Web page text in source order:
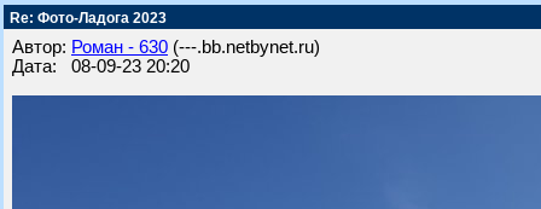
Re: Фото-Ладога 2023
Автор: Роман - 630 (---.bb.netbynet.ru)
Дата: 08-09-23 20:20